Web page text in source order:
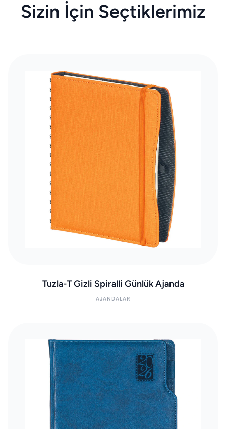
Sizin İçin Seçtiklerimiz
Tuzla-T Gizli Spiralli Günlük Ajanda
AJANDALAR